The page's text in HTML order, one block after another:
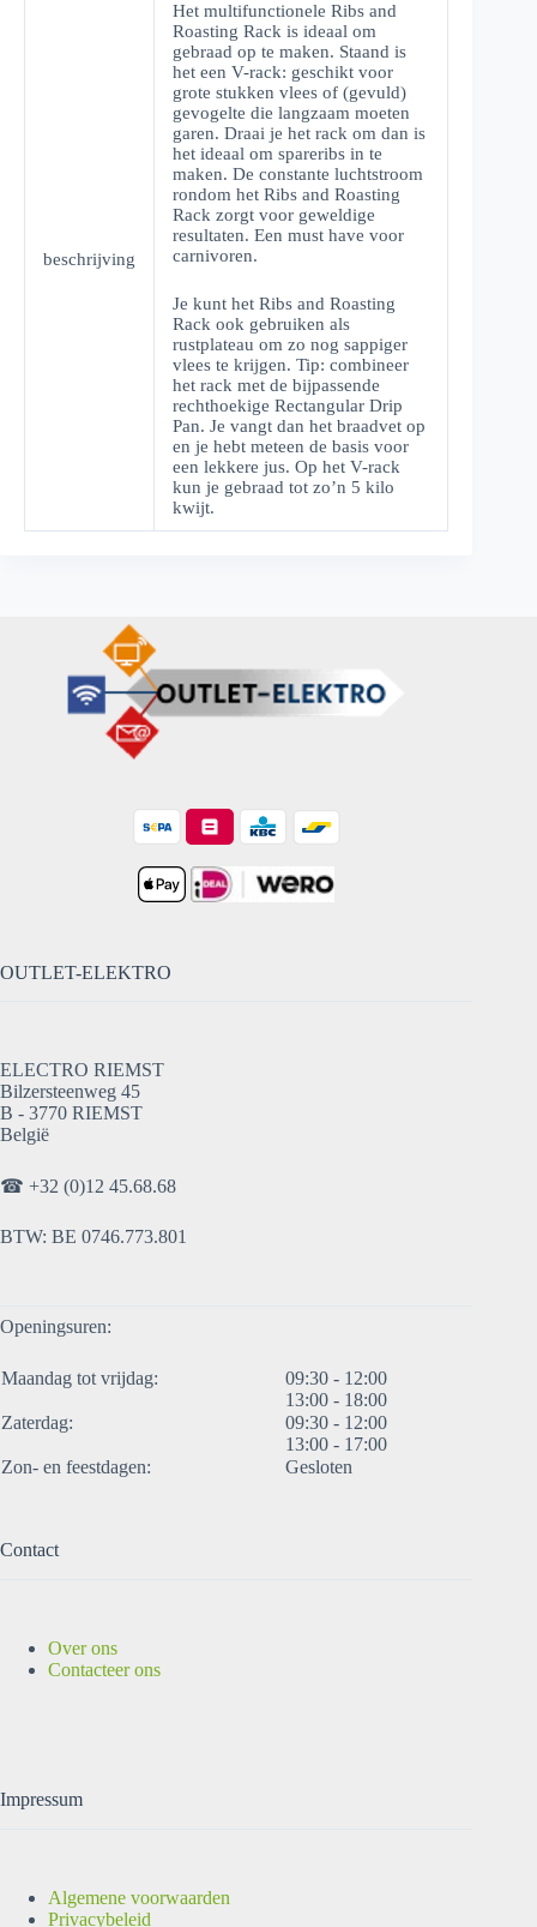
beschrijving
Het multifunctionele Ribs and
Roasting Rack is ideaal om
gebraad op te maken. Staand is
het een V-rack: geschikt voor
grote stukken vlees of (gevuld)
gevogelte die langzaam moeten
garen. Draai je het rack om dan is
het ideaal om spareribs in te
maken. De constante luchtstroom
rondom het Ribs and Roasting
Rack zorgt voor geweldige
resultaten. Een must have voor
carnivoren.
Je kunt het Ribs and Roasting
Rack ook gebruiken als
rustplateau om zo nog sappiger
vlees te krijgen. Tip: combineer
het rack met de bijpassende
rechthoekige Rectangular Drip
Pan. Je vangt dan het braadvet op
en je hebt meteen de basis voor
een lekkere jus. Op het V-rack
kun je gebraad tot zo’n 5 kilo
kwijt.
OUTLET-ELEKTRO
ELECTRO RIEMST
Bilzersteenweg 45
B - 3770 RIEMST
België
☎ +32 (0)12 45.68.68
BTW: BE 0746.773.801
Openingsuren:
Maandag tot vrijdag:
09:30 - 12:00
13:00 - 18:00
Zaterdag:
09:30 - 12:00
13:00 - 17:00
Zon- en feestdagen:
Gesloten
Contact
Over ons
Contacteer ons
Impressum
Algemene voorwaarden
Privacybeleid